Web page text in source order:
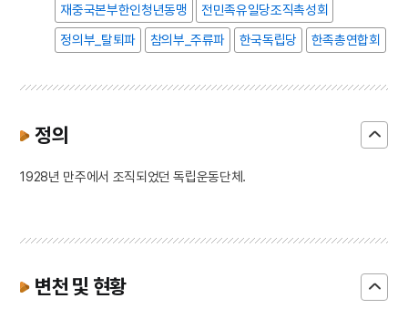
재중국본부한인청년동맹
전민족유일당조직촉성회
정의부_탈퇴파
참의부_주류파 한국독립당 한족총연합회
정의
1928년 만주에서 조직되었던 독립운동단체.
변천 및 현황